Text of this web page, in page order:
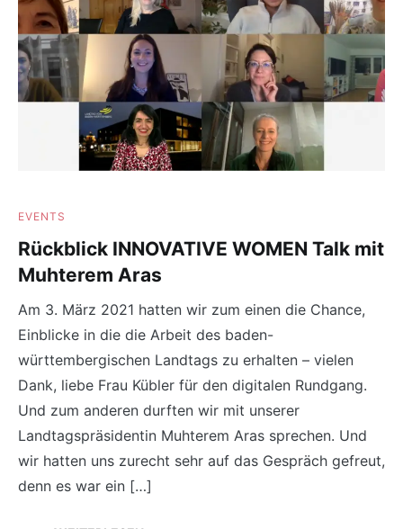
EVENTS
Rückblick INNOVATIVE WOMEN Talk mit
Muhterem Aras
Am 3. März 2021 hatten wir zum einen die Chance,
Einblicke in die die Arbeit des baden-
württembergischen Landtags zu erhalten – vielen
Dank, liebe Frau Kübler für den digitalen Rundgang.
Und zum anderen durften wir mit unserer
Landtagspräsidentin Muhterem Aras sprechen. Und
wir hatten uns zurecht sehr auf das Gespräch gefreut,
denn es war ein […]